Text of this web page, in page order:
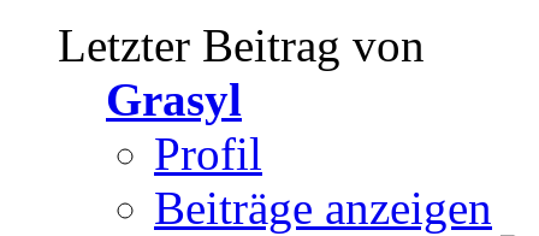
Letzter Beitrag von
Grasyl
Profil
Beiträge anzeigen